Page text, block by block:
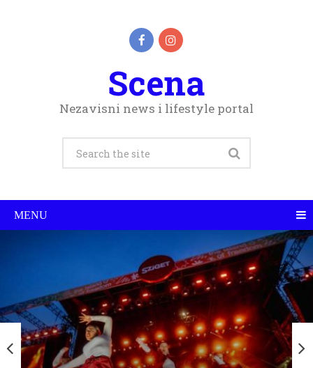
Scena
Nezavisni news i lifestyle portal
MENU